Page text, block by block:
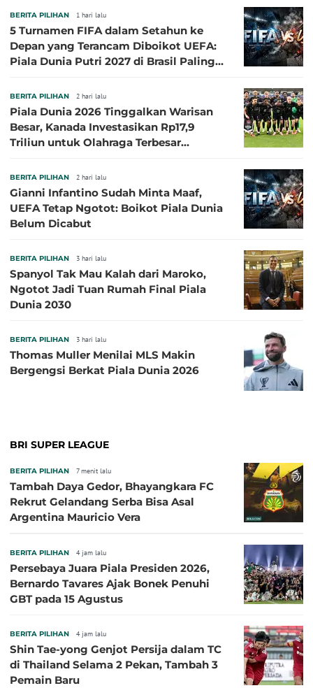
BERITA PILIHAN 1 hari lalu
5 Turnamen FIFA dalam Setahun ke
Depan yang Terancam Diboikot UEFA:
Piala Dunia Putri 2027 di Brasil Paling
BERITA PILIHAN 2 hari lalu
Piala Dunia 2026 Tinggalkan Warisan
Besar, Kanada Investasikan Rp17,9
Triliun untuk Olahraga Terbesar
BERITA PILIHAN 2 hari lalu
Gianni Infantino Sudah Minta Maaf,
UEFA Tetap Ngotot: Boikot Piala Dunia
Belum Dicabut
BERITA PILIHAN 3 hari lalu
Spanyol Tak Mau Kalah dari Maroko,
Ngotot Jadi Tuan Rumah Final Piala
Dunia 2030
BERITA PILIHAN 3 hari lalu
Thomas Muller Menilai MLS Makin
Bergengsi Berkat Piala Dunia 2026
BRI SUPER LEAGUE
BERITA PILIHAN 7 menit lalu
Tambah Daya Gedor, Bhayangkara FC
Rekrut Gelandang Serba Bisa Asal
Argentina Mauricio Vera
BERITA PILIHAN 4 jam lalu
Persebaya Juara Piala Presiden 2026,
Bernardo Tavares Ajak Bonek Penuhi
GBT pada 15 Agustus
BERITA PILIHAN 4 jam lalu
Shin Tae-yong Genjot Persija dalam TC
di Thailand Selama 2 Pekan, Tambah 3
Pemain Baru